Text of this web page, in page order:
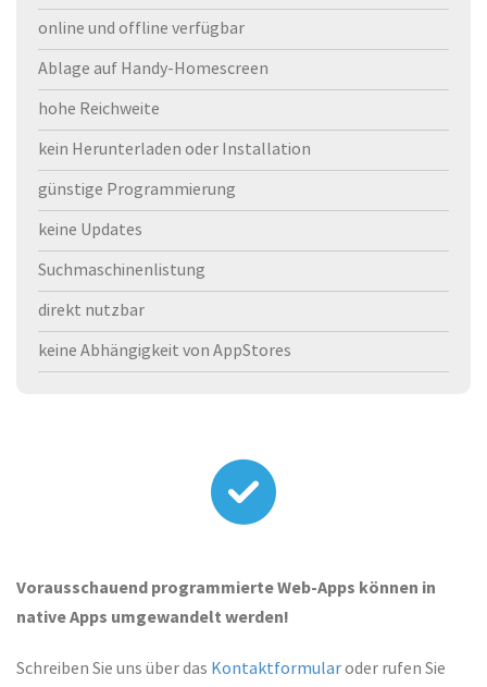
online und offline verfügbar
Ablage auf Handy-Homescreen
hohe Reichweite
kein Herunterladen oder Installation
günstige Programmierung
keine Updates
Suchmaschinenlistung
direkt nutzbar
keine Abhängigkeit von AppStores
Vorausschauend programmierte Web-Apps können in
native Apps umgewandelt werden!
Schreiben Sie uns über das Kontaktformularoder rufen Sie